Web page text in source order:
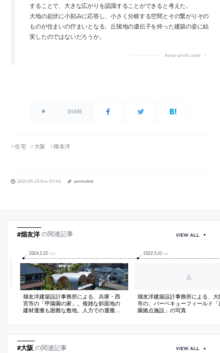
することで、大きな広がりを認識することができると考えた。
大地の起伏に小刻みに応答し、小さく分岐する空間とその繋がりその
ものが住まいの佇まいとなる、丘陵地の遺伝子を持った建築の姿に結
実したのではないだろうか。
hata-archi.com
SHARE
住宅 大阪 畑友洋
2021.05.23 Sun 07:42 permalink
#畑友洋の関連記事
2024.2.22 THU
畑友洋建築設計事務所による、兵庫・西
宮市の「甲陽園の家」。複雑な斜面地の
建材運搬も困難な敷地。人力での運搬と
て“1つのアーチフレーム”とする“組木架
して周辺環境とも呼応させる
2022.5.10 TUE
畑友洋建築設計事務所による、大
市の、バーベキューフィールド「
園拠点施設」の写真
VIEW ALL
#大阪 の関連記事 VIEW ALL